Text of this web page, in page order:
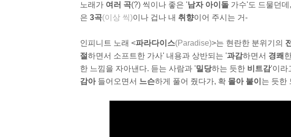
노래가 여러 곡(?) 씩이나 좋은 '남자 아이돌 가수'도 드물던
은 3곡(이상 씩)이나 겁나 내 취향이어 주시는 거-
인피니트 노래 <파라다이스(Paradise)>는 현란한 분위기의
절하면서 소프트한 가사' 내용과 상반되는 '과감하면서 경쾌
한 느낌을 자아낸다. 듣는 사람과 '밀당하는 듯한 비트감'이라
감아들어오면서 느슨하게 풀어 줬다가, 확 몰아 붙이 는 듯한